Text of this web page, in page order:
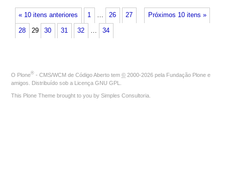
« 10 itens anteriores Próximos 10 itens »
1 … 26 27
28 29 30 31 32 … 34
O Plone® - CMS/WCM de Código Aberto tem © 2000-2026 pela Fundação Plone e
amigos. Distribuído sob a Licença GNU GPL
This Plone Theme brought to you by Simples Consultoria